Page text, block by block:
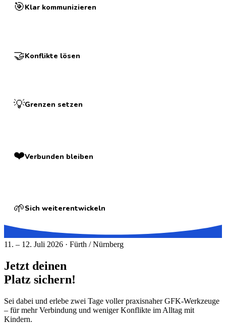
🎯Klar kommunizieren
🤝Konflikte lösen
💡Grenzen setzen
❤️Verbunden bleiben
🌱Sich weiterentwickeln
11. – 12. Juli 2026 · Fürth / Nürnberg
Jetzt deinen
Platz sichern!
Sei dabei und erlebe zwei Tage voller praxisnaher GFK-Werkzeuge
– für mehr Verbindung und weniger Konflikte im Alltag mit
Kindern.